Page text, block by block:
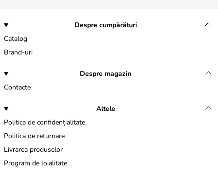
Despre cumpărături
Catalog
Brand-uri
Despre magazin
Contacte
Altele
Politica de confidențialitate
Politica de returnare
Livrarea produselor
Program de loialitate